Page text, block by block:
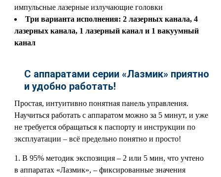
импульсные лазерные излучающие головки
Три варианта исполнения: 2 лазерных канала, 4
лазерных канала, 1 лазерный канал и 1 вакуумный
канал
С аппаратами серии «Лазмик» приятно
и удобно работать!
Простая, интуитивно понятная панель управления.
Научиться работать с аппаратом можно за 5 минут, и уже
не требуется обращаться к паспорту и инструкции по
эксплуатации – всё предельно понятно и просто!
В 95% методик экспозиция – 2 или 5 мин, что учтено
в аппаратах «Лазмик», – фиксированные значения